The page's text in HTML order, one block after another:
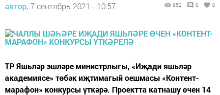
автор, 7 сентябрь 2021 - 10:57 852 0 0
ТР Яшьләр эшләре министрлыгы, «Иҗади яшьләр
академиясе» төбәк иҗтимагый оешмасы «Контент-
марафон» конкурсы үткәрә. Проектта катнашу өчен 14